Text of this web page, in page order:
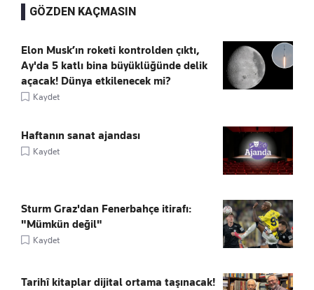
GÖZDEN KAÇMASIN
Elon Musk’ın roketi kontrolden çıktı,
Ay'da 5 katlı bina büyüklüğünde delik
açacak! Dünya etkilenecek mi?
Kaydet
Haftanın sanat ajandası
Kaydet
Sturm Graz'dan Fenerbahçe itirafı:
"Mümkün değil"
Kaydet
Tarihî kitaplar dijital ortama taşınacak!